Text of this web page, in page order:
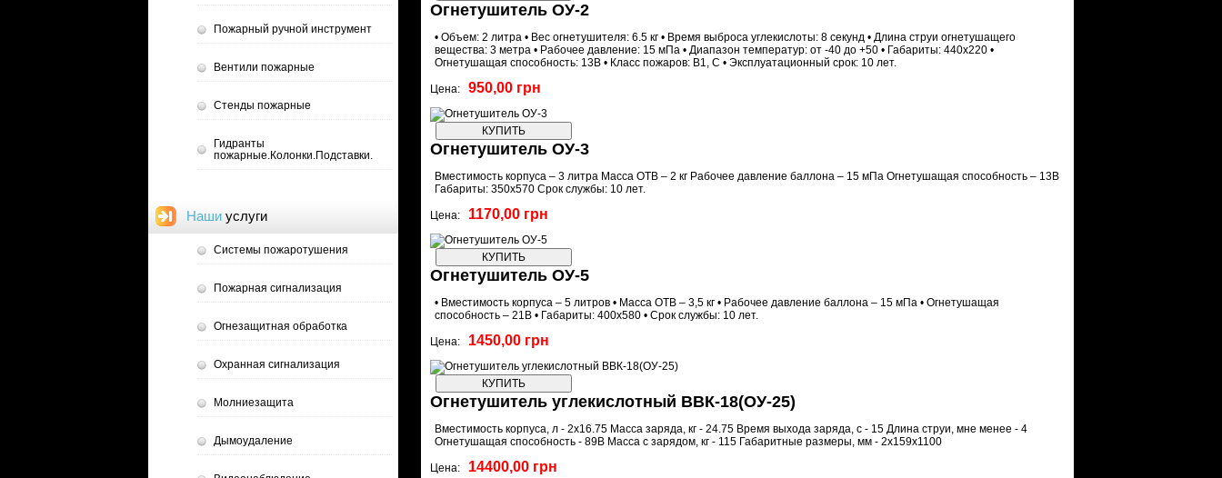
Огнетушитель ОУ-2
• Объем: 2 литра • Вес огнетушителя: 6.5 кг • Время выброса углекислоты: 8 секунд • Длина струи огнетушащего
вещества: 3 метра • Рабочее давление: 15 мПа • Диапазон температур: от -40 до +50 • Габариты: 440х220 •
Огнетушащая способность: 13В • Класс пожаров: В1, С • Эксплуатационный срок: 10 лет.
Цена: 950,00 грн
Огнетушитель ОУ-3
Вместимость корпуса – 3 литра Масса ОТВ – 2 кг Рабочее давление баллона – 15 мПа Огнетушащая способность – 13В
Габариты: 350х570 Срок службы: 10 лет.
Цена: 1170,00 грн
Огнетушитель ОУ-5
• Вместимость корпуса – 5 литров • Масса ОТВ – 3,5 кг • Рабочее давление баллона – 15 мПа • Огнетушащая
способность – 21В • Габариты: 400х580 • Срок службы: 10 лет.
Цена: 1450,00 грн
Огнетушитель углекислотный ВВК-18(ОУ-25)
Вместимость корпуса, л - 2х16.75 Масса заряда, кг - 24.75 Время выхода заряда, с - 15 Длина струи, мне менее - 4
Огнетушащая способность - 89В Масса с зарядом, кг - 115 Габаритные размеры, мм - 2х159х1100
Цена: 14400,00 грн
Пожарный ручной инструмент
Вентили пожарные
Стенды пожарные
Гидранты
пожарные.Колонки.Подставки.
Наши услуги
Системы пожаротушения
Пожарная сигнализация
Огнезащитная обработка
Охранная сигнализация
Молниезащита
Дымоудаление